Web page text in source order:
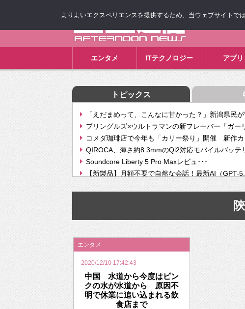
エンタメ ITテクノロジー アプリ
トピックス
「えだまめって、こんなに甘かった？」新潟県民が
プリングルズ×ウルトラマンの新フレーバー「ガー
コメダ珈琲店で今年も「カリー祭り」開催 新作カ
QIROCA、薄さ約8.3mmのQi2対応モバイルバッテ
Soundcore Liberty 5 Pro Maxレビュ･･･
【新製品】月額不要で自然な会話！最新AI（GPT-
【次世代の没入感と生産性】VITURE Luma Ultra･･･
挫折率8割の壁をAIで突破。ジャストシステム、”自
2026年のバレンタインは「自分で作って、想いを
エンタメ
2020/12/10 17:42:43
中国 水道から今度はピン
クの水が水道から 原因不
明で休業に追い込まれる飲
食店まで
よりよいエクスペリエンスを提供するため、当ウェブサイト